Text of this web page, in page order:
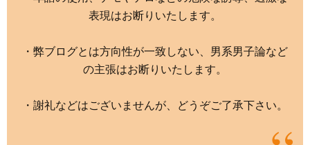
表現はお断りいたします。
・弊ブログとは方向性が一致しない、男系男子論など
の主張はお断りいたします。
・謝礼などはございませんが、どうぞご了承下さい。